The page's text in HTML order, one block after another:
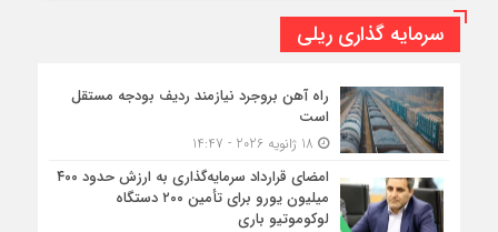
سرمایه گذاری ریلی
راه آهن بروجرد نیازمند ردیف بودجه مستقل
است
امضای قرارداد سرمایه‌گذاری به ارزش حدود ۴۰۰
میلیون یورو برای تأمین ۲۰۰ دستگاه
لوکوموتیو باری